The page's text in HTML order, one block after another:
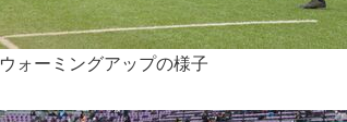
ウォーミングアップの様子